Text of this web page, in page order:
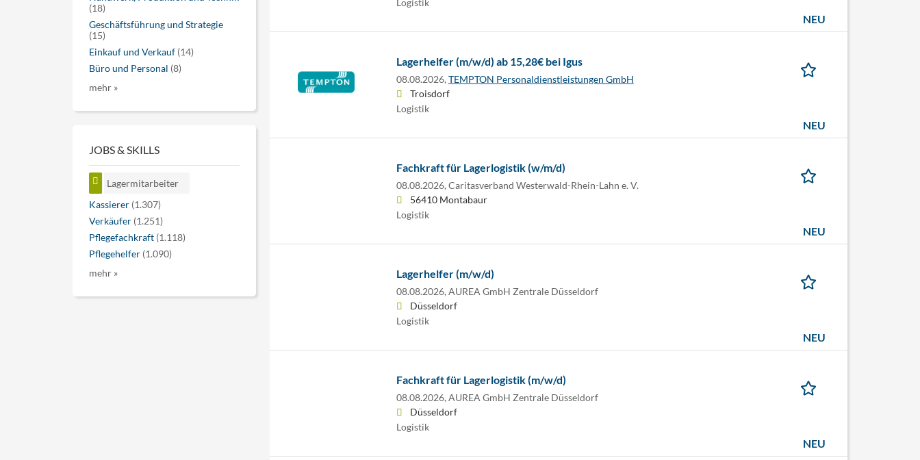
NEU
Lagerhelfer (m/w/d) ab 15,28€ bei Igus
08.08.2026, TEMPTON Personaldienstleistungen GmbH
Troisdorf
Logistik
NEU
Fachkraft für Lagerlogistik (w/m/d)
08.08.2026, Caritasverband Westerwald-Rhein-Lahn e. V.
56410 Montabaur
Logistik
NEU
Lagerhelfer (m/w/d)
08.08.2026, AUREA GmbH Zentrale Düsseldorf
Düsseldorf
Logistik
NEU
Fachkraft für Lagerlogistik (m/w/d)
08.08.2026, AUREA GmbH Zentrale Düsseldorf
Düsseldorf
Logistik
NEU
(18)
Geschäftsführung und Strategie
(15)
Einkauf und Verkauf (14)
Büro und Personal (8)
mehr »
JOBS & SKILLS
Lagermitarbeiter
Kassierer (1.307)
Verkäufer (1.251)
Pflegefachkraft (1.118)
Pflegehelfer (1.090)
mehr »